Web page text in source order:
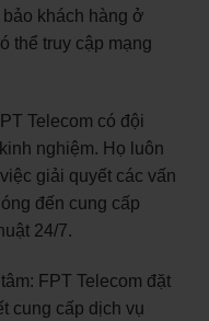
khách hàng ở
thể truy cập mạng
Telecom có đội
nghiệm. Họ luôn
giải quyết các vấn
đến cung cấp
24/7.
FPT Telecom đặt
cung cấp dịch vụ